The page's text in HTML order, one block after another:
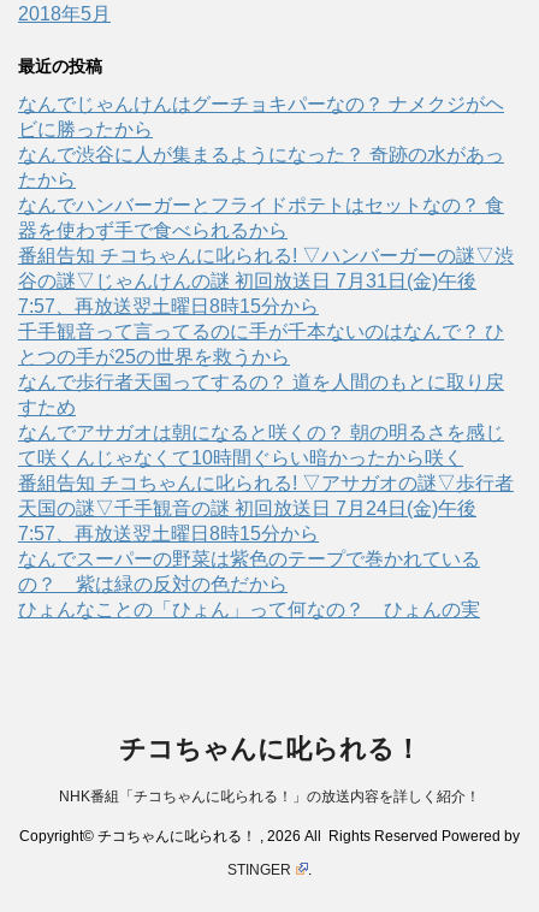
2018年5月
最近の投稿
なんでじゃんけんはグーチョキパーなの？ ナメクジがヘ
ビに勝ったから
なんで渋谷に人が集まるようになった？ 奇跡の水があっ
たから
なんでハンバーガーとフライドポテトはセットなの？ 食
器を使わず手で食べられるから
番組告知 チコちゃんに叱られる! ▽ハンバーガーの謎▽渋
谷の謎▽じゃんけんの謎 初回放送日 7月31日(金)午後
7:57、再放送翌土曜日8時15分から
千手観音って言ってるのに手が千本ないのはなんで？ ひ
とつの手が25の世界を救うから
なんで歩行者天国ってするの？ 道を人間のもとに取り戻
すため
なんでアサガオは朝になると咲くの？ 朝の明るさを感じ
て咲くんじゃなくて10時間ぐらい暗かったから咲く
番組告知 チコちゃんに叱られる! ▽アサガオの謎▽歩行者
天国の謎▽千手観音の謎 初回放送日 7月24日(金)午後
7:57、再放送翌土曜日8時15分から
なんでスーパーの野菜は紫色のテープで巻かれている
の？ 紫は緑の反対の色だから
ひょんなことの「ひょん」って何なの？ ひょんの実
チコちゃんに叱られる！
NHK番組「チコちゃんに叱られる！」の放送内容を詳しく紹介！
Copyright© チコちゃんに叱られる！ , 2026 All Rights Reserved Powered by
STINGER
.